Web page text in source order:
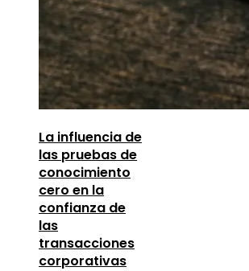
La influencia de
las pruebas de
conocimiento
cero en la
confianza de
las
transacciones
corporativas